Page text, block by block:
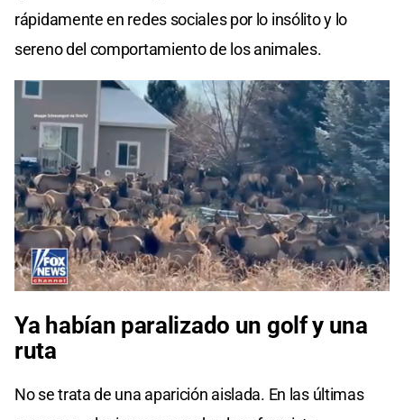
rápidamente en redes sociales por lo insólito y lo
sereno del comportamiento de los animales.
Ya habían paralizado un golf y una
ruta
No se trata de una aparición aislada. En las últimas